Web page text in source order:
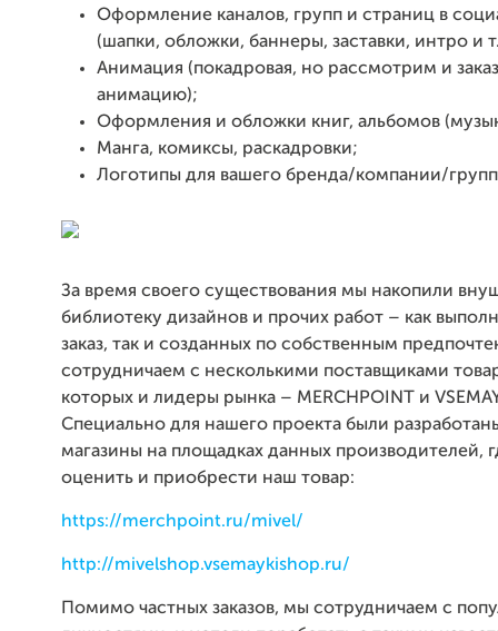
Оформление каналов, групп и страниц в
(шапки, обложки, баннеры, заставки, интро и
Анимация (покадровая, но рассмотрим и
анимацию);
Оформления и обложки книг, альбомов
Манга, комиксы, раскадровки;
Логотипы для вашего бренда/компании/
За время своего существования мы накопили
библиотеку дизайнов и прочих работ – как
заказ, так и созданных по собственным
сотрудничаем с несколькими поставщиками
которых и лидеры рынка – MERCHPOINT и
Специально для нашего проекта были
магазины на площадках данных производителей,
оценить и приобрести наш товар:
https://merchpoint.ru/mivel/
http://mivelshop.vsemaykishop.ru/
Помимо частных заказов, мы сотрудничаем с